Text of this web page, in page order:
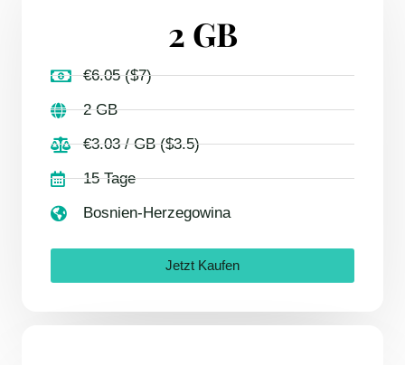
2 GB
€6.05 ($7)
2 GB
€3.03 / GB ($3.5)
15 Tage
Bosnien-Herzegowina
Jetzt Kaufen